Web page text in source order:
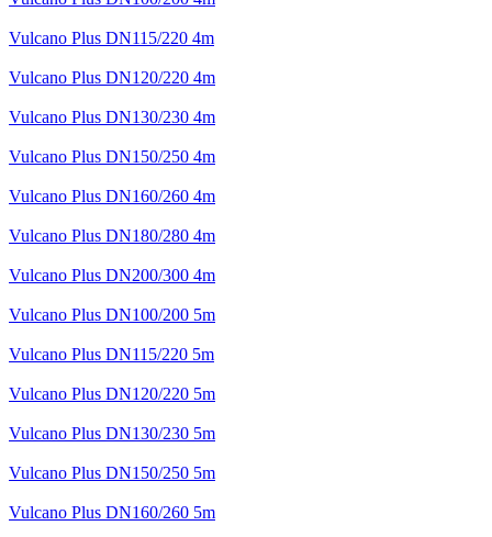
Vulcano Plus DN115/220 4m
Vulcano Plus DN120/220 4m
Vulcano Plus DN130/230 4m
Vulcano Plus DN150/250 4m
Vulcano Plus DN160/260 4m
Vulcano Plus DN180/280 4m
Vulcano Plus DN200/300 4m
Vulcano Plus DN100/200 5m
Vulcano Plus DN115/220 5m
Vulcano Plus DN120/220 5m
Vulcano Plus DN130/230 5m
Vulcano Plus DN150/250 5m
Vulcano Plus DN160/260 5m